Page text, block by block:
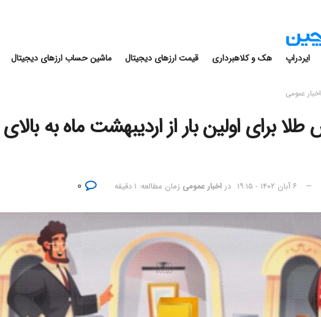
ایردراپ هک و کلاهبرداری قیمت ارزهای دیجیتال ماشین حساب ارزهای دیجیتال
اخبار عمومی
۶ آبان ۱۴۰۲ - ۱۹:۱۵ در اخبار عمومی زمان مطالعه: ۱ دقیقه